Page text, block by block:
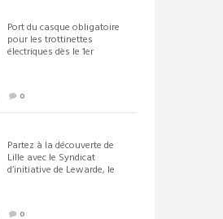
Port du casque obligatoire
pour les trottinettes
électriques dès le 1er
0
Partez à la découverte de
Lille avec le Syndicat
d’initiative de Lewarde, le
0